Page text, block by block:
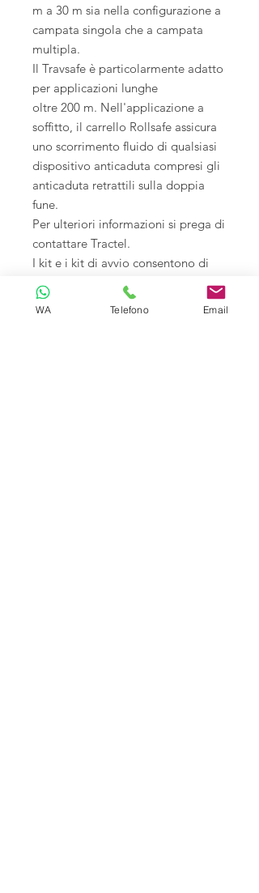
m a 30 m sia nella configurazione a
campata singola che a campata
multipla.
Il Travsafe è particolarmente adatto
per applicazioni lunghe
oltre 200 m. Nell'applicazione a
soffitto, il carrello Rollsafe assicura
uno scorrimento fluido di qualsiasi
dispositivo anticaduta compresi gli
anticaduta retrattili sulla doppia
fune.
Per ulteriori informazioni si prega di
contattare Tractel.
I kit e i kit di avvio consentono di
avere gli elementi di base per
costruire la vostra linea vita.
WA Telefono Email